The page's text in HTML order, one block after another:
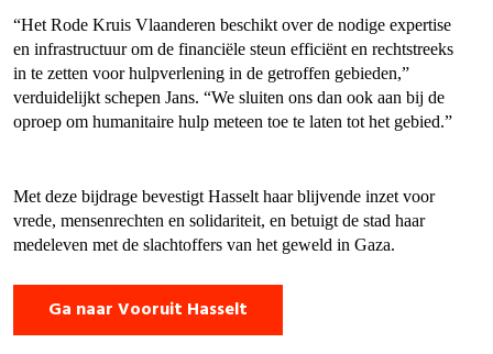
“Het Rode Kruis Vlaanderen beschikt over de nodige expertise
en infrastructuur om de financiële steun efficiënt en rechtstreeks
in te zetten voor hulpverlening in de getroffen gebieden,”
verduidelijkt schepen Jans. “We sluiten ons dan ook aan bij de
oproep om humanitaire hulp meteen toe te laten tot het gebied.”
Met deze bijdrage bevestigt Hasselt haar blijvende inzet voor
vrede, mensenrechten en solidariteit, en betuigt de stad haar
medeleven met de slachtoffers van het geweld in Gaza.
Ga naar Vooruit Hasselt